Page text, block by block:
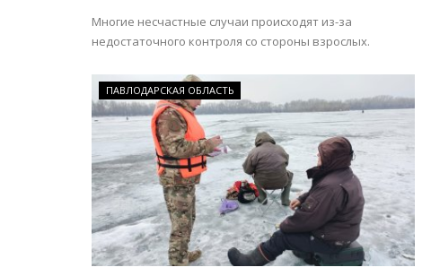
Многие несчастные случаи происходят из-за
недостаточного контроля со стороны взрослых.
ПАВЛОДАРСКАЯ ОБЛАСТЬ